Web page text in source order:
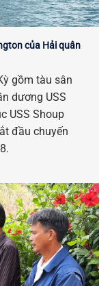
của Hải quân
gồm tàu sân
dương USS
USS Shoup
đầu chuyến